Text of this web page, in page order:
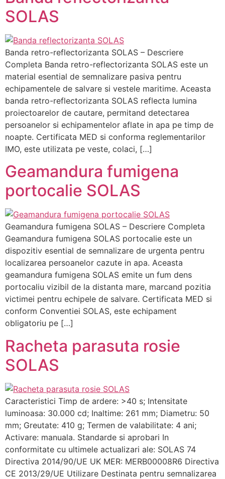
SOLAS
Banda retro-reflectorizanta SOLAS – Descriere
Completa Banda retro-reflectorizanta SOLAS este un
material esential de semnalizare pasiva pentru
echipamentele de salvare si vestele maritime. Aceasta
banda retro-reflectorizanta SOLAS reflecta lumina
proiectoarelor de cautare, permitand detectarea
persoanelor si echipamentelor aflate in apa pe timp de
noapte. Certificata MED si conforma reglementarilor
IMO, este utilizata pe veste, colaci, […]
Geamandura fumigena
portocalie SOLAS
Geamandura fumigena SOLAS – Descriere Completa
Geamandura fumigena SOLAS portocalie este un
dispozitiv esential de semnalizare de urgenta pentru
localizarea persoanelor cazute in apa. Aceasta
geamandura fumigena SOLAS emite un fum dens
portocaliu vizibil de la distanta mare, marcand pozitia
victimei pentru echipele de salvare. Certificata MED si
conform Conventiei SOLAS, este echipament
obligatoriu pe […]
Racheta parasuta rosie
SOLAS
Caracteristici Timp de ardere: >40 s; Intensitate
luminoasa: 30.000 cd; Inaltime: 261 mm; Diametru: 50
mm; Greutate: 410 g; Termen de valabilitate: 4 ani;
Activare: manuala. Standarde si aprobari In
conformitate cu ultimele actualizari ale: SOLAS 74
Directiva 2014/90/UE UK MER: MERB00008R6 Directiva
CE 2013/29/UE Utilizare Destinata pentru semnalizarea